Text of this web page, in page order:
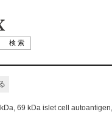
69 kDa islet cell